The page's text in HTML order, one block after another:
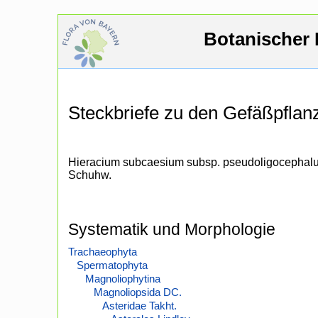
Botanischer
Steckbriefe zu den
Hieracium subcaesium subsp.
Schuhw.
Systematik und Morphologie
Trachaeophyta
Spermatophyta
Magnoliophytina
Magnoliopsida DC.
Asteridae Takht.